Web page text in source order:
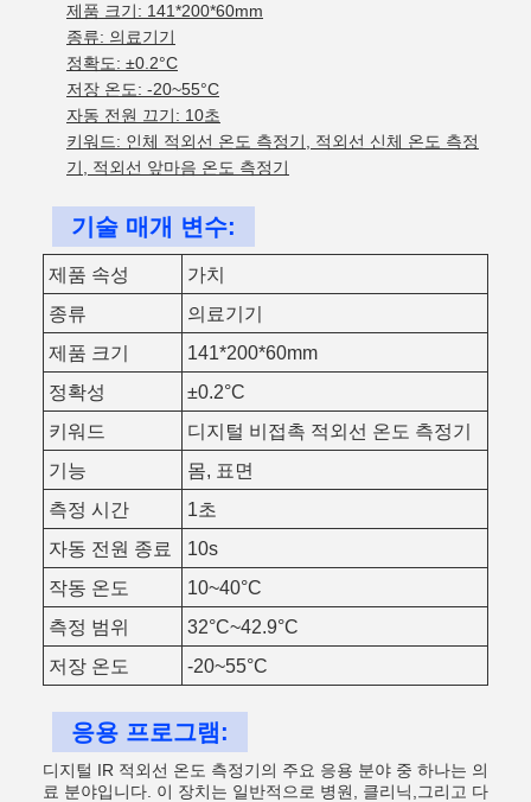
제품 크기: 141*200*60mm
종류: 의료기기
정확도: ±0.2°C
저장 온도: -20~55°C
자동 전원 끄기: 10초
키워드: 인체 적외선 온도 측정기, 적외선 신체 온도 측정
기, 적외선 앞마음 온도 측정기
기술 매개 변수:
제품 속성
가치
종류
의료기기
제품 크기
141*200*60mm
정확성
±0.2°C
키워드
디지털 비접촉 적외선 온도 측정기
기능
몸, 표면
측정 시간
1초
자동 전원 종료
10s
작동 온도
10~40°C
측정 범위
32°C~42.9°C
저장 온도
-20~55°C
응용 프로그램:
디지털 IR 적외선 온도 측정기의 주요 응용 분야 중 하나는 의
료 분야입니다. 이 장치는 일반적으로 병원, 클리닉,그리고 다